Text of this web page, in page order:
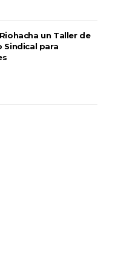
un Taller de
Sindical para